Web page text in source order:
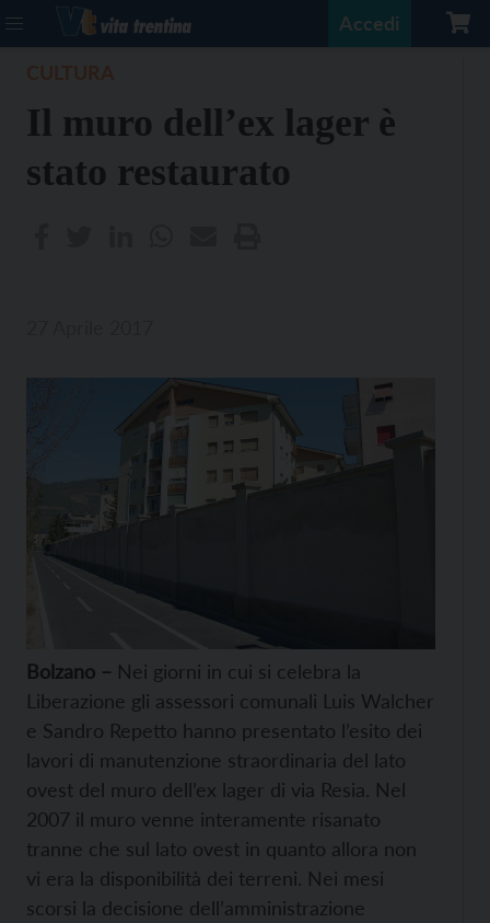
Accedi
Il muro dell’ex lager è
stato restaurato
Bolzano – Nei giorni in cui si celebra la
Liberazione gli assessori comunali Luis Walcher
e Sandro Repetto hanno presentato l’esito dei
lavori di manutenzione straordinaria del lato
ovest del muro dell’ex lager di via Resia. Nel
2007 il muro venne interamente risanato
tranne che sul lato ovest in quanto allora non
vi era la disponibilità dei terreni. Nei mesi
scorsi la decisione dell’amministrazione